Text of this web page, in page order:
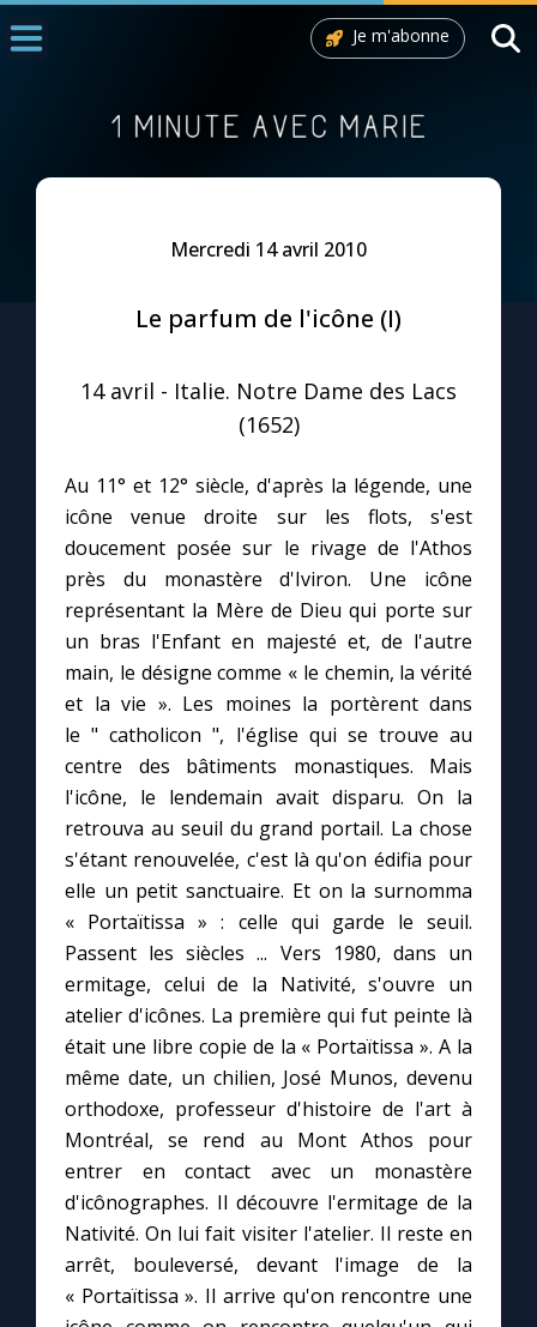
L'actualité de la semaine
La chaîne Youtube
La vidéo de la semaine
Le compte Tiktok
Le magazine
Le site internet
Questions-réponses
Prier au quotidien
Avec Thérèse de Lisieux
L'Évangile chaque jour
Les premiers samedis du mois
Marie qui défait les nœuds
Me consacrer à Jésus par Marie
Mes intentions de prière
Je m'abonne
Mercredi 14 avril 2010
Le parfum de l'icône (I)
14 avril - Italie. Notre Dame des Lacs
(1652)
Au 11° et 12° siècle, d'après la légende, une
icône venue droite sur les flots, s'est
doucement posée sur le rivage de l'Athos
près du monastère d'Iviron. Une icône
représentant la Mère de Dieu qui porte sur
un bras l'Enfant en majesté et, de l'autre
main, le désigne comme « le chemin, la vérité
et la vie ». Les moines la portèrent dans
le " catholicon ", l'église qui se trouve au
centre des bâtiments monastiques. Mais
l'icône, le lendemain avait disparu. On la
retrouva au seuil du grand portail. La chose
s'étant renouvelée, c'est là qu'on édifia pour
elle un petit sanctuaire. Et on la surnomma
« Portaïtissa » : celle qui garde le seuil.
Passent les siècles ... Vers 1980, dans un
ermitage, celui de la Nativité, s'ouvre un
atelier d'icônes. La première qui fut peinte là
était une libre copie de la « Portaïtissa ». A la
même date, un chilien, José Munos, devenu
orthodoxe, professeur d'histoire de l'art à
Montréal, se rend au Mont Athos pour
entrer en contact avec un monastère
d'icônographes. Il découvre l'ermitage de la
Nativité. On lui fait visiter l'atelier. Il reste en
arrêt, bouleversé, devant l'image de la
« Portaïtissa ». Il arrive qu'on rencontre une